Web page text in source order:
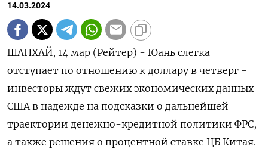
14.03.2024
ШАНХАЙ, 14 мар (Рейтер) - Юань слегка
отступает по отношению к доллару в четверг -
инвесторы ждут свежих экономических данных
США в надежде на подсказки о дальнейшей
траектории денежно-кредитной политики ФРС,
а также решения о процентной ставке ЦБ Китая.